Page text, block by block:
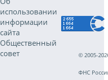
использовании
информации
сайта
Общественный
совет
© 2005-
ФНС